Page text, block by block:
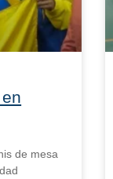
de mesa